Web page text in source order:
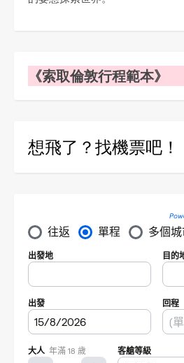
《索取倫敦行程範本》
想飛了？找機票吧！